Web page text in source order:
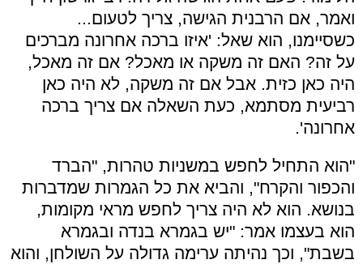
ואמר, אם הרבנית הגישה, צריך לטעום...
כשסיימנו, הוא שאל: 'איזו ברכה אחרונה מברכים
על זה? האם זה משקה או מאכל? אם זה מאכל,
היה כאן כזית. אבל אם זה משקה, לא היה כאן
רביעית מסתמא, כעת השאלה אם צריך ברכה
אחרונה'.
"הוא התחיל לחפש במשניות טהרות, "הברד
והכפור והקרח", והביא את כל הגמרות שמדברות
בנושא. הוא לא היה צריך לחפש מראי מקומות,
הוא בעצמו אמר: "יש בגמרא בנדה ובגמרא
בשבת", וכך נהיתה ערימה גדולה על השולחן, והוא